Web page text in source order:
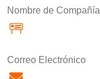
Nombre de Compañía
Correo Electrónico